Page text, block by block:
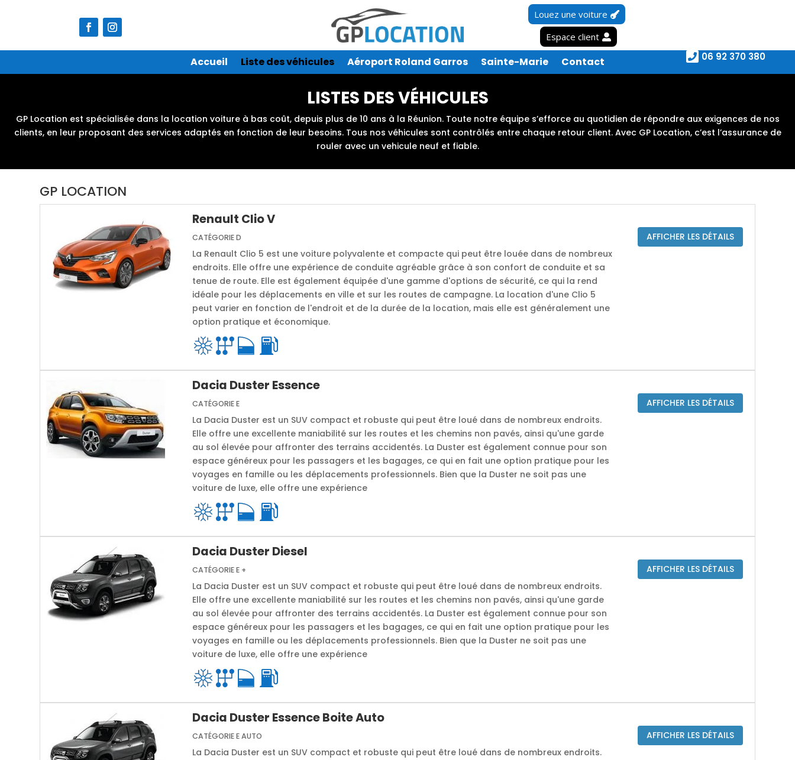
Louez une voiture
Espace client
Accueil Liste des véhicules Aéroport Roland Garros Sainte-Marie Contact  06 92 370 380
LISTES DES VÉHICULES
GP Location est spécialisée dans la location voiture à bas coût, depuis plus de 10 ans à la Réunion. Toute notre équipe s’efforce au quotidien de répondre aux exigences de nos
clients, en leur proposant des services adaptés en fonction de leur besoins. Tous nos véhicules sont contrôlés entre chaque retour client. Avec GP Location, c’est l’assurance de
rouler avec un vehicule neuf et fiable.
GP LOCATION
Renault Clio V
CATÉGORIE D
La Renault Clio 5 est une voiture polyvalente et compacte qui peut être louée dans de nombreux
endroits. Elle offre une expérience de conduite agréable grâce à son confort de conduite et sa
tenue de route. Elle est également équipée d'une gamme d'options de sécurité, ce qui la rend
idéale pour les déplacements en ville et sur les routes de campagne. La location d'une Clio 5
peut varier en fonction de l'endroit et de la durée de la location, mais elle est généralement une
option pratique et économique.
AFFICHER LES DÉTAILS
Dacia Duster Essence
CATÉGORIE E
La Dacia Duster est un SUV compact et robuste qui peut être loué dans de nombreux endroits.
Elle offre une excellente maniabilité sur les routes et les chemins non pavés, ainsi qu'une garde
au sol élevée pour affronter des terrains accidentés. La Duster est également connue pour son
espace généreux pour les passagers et les bagages, ce qui en fait une option pratique pour les
voyages en famille ou les déplacements professionnels. Bien que la Duster ne soit pas une
voiture de luxe, elle offre une expérience
AFFICHER LES DÉTAILS
Dacia Duster Diesel
CATÉGORIE E +
La Dacia Duster est un SUV compact et robuste qui peut être loué dans de nombreux endroits.
Elle offre une excellente maniabilité sur les routes et les chemins non pavés, ainsi qu'une garde
au sol élevée pour affronter des terrains accidentés. La Duster est également connue pour son
espace généreux pour les passagers et les bagages, ce qui en fait une option pratique pour les
voyages en famille ou les déplacements professionnels. Bien que la Duster ne soit pas une
voiture de luxe, elle offre une expérience
AFFICHER LES DÉTAILS
Dacia Duster Essence Boite Auto
CATÉGORIE E AUTO
La Dacia Duster est un SUV compact et robuste qui peut être loué dans de nombreux endroits.
AFFICHER LES DÉTAILS